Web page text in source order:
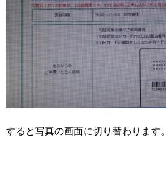
すると写真の画面に切り替わります。